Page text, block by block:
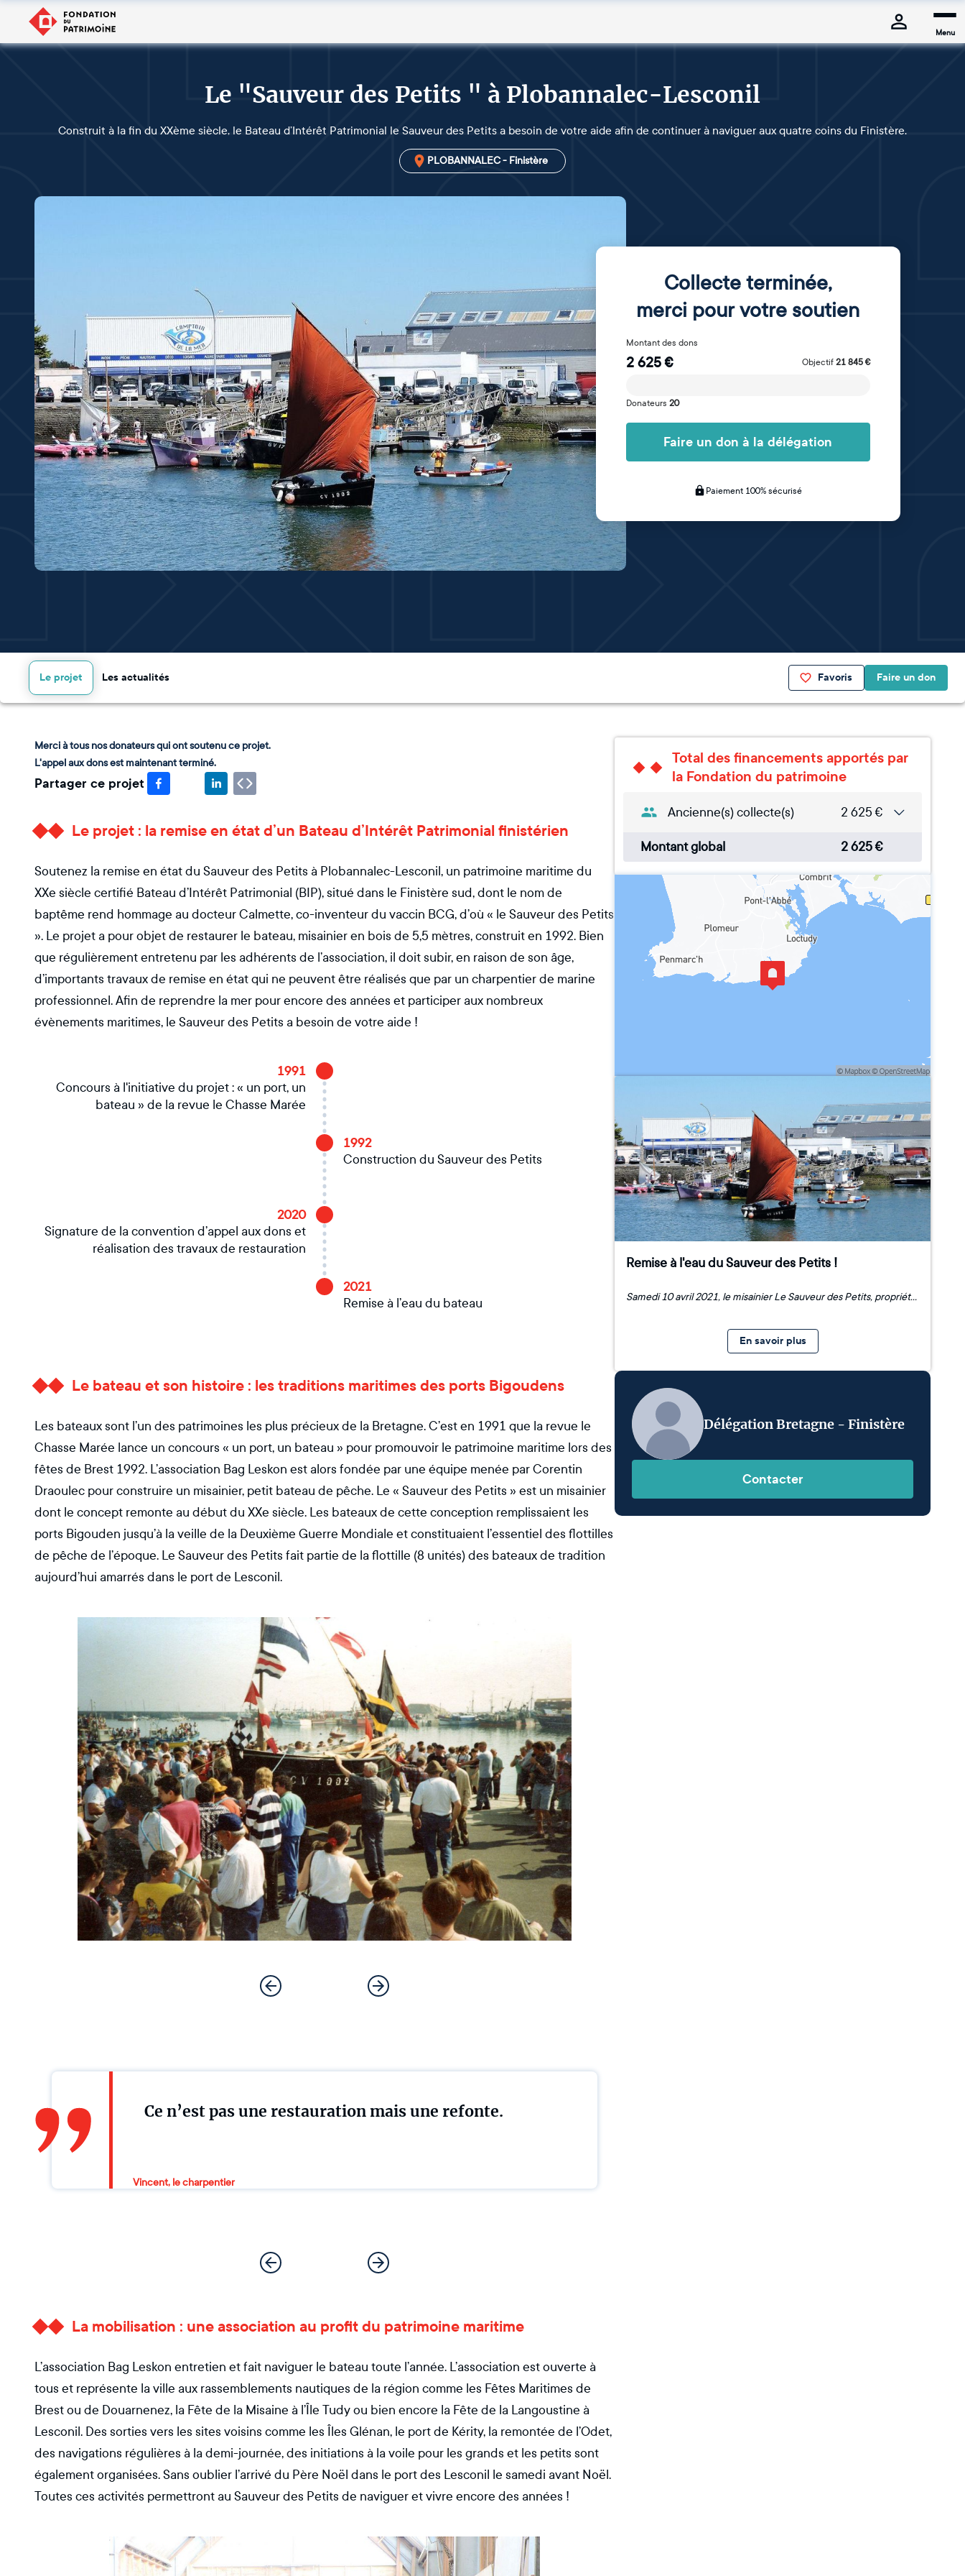
Menu
Le "Sauveur des Petits " à Plobannalec-Lesconil
Construit à la fin du XXème siècle, le Bateau d’Intérêt Patrimonial le Sauveur des Petits a besoin de votre aide afin de continuer à naviguer aux quatre coins du Finistère.
PLOBANNALEC - Finistère
Collecte terminée,
merci pour votre soutien
Montant des dons
2 625€ Objectif 21 845 €
Donateurs 20
Faire un don à la délégation
Paiement 100% sécurisé
Favoris Faire un don
Le projet Les actualités
Merci à tous nos donateurs qui ont soutenu ce projet.
L'appel aux dons est maintenant terminé.
Partager ce projet
Le projet : la remise en état d’un Bateau d’Intérêt Patrimonial finistérien
Soutenez la remise en état du Sauveur des Petits à Plobannalec-Lesconil, un patrimoine maritime du
XXe siècle certifié Bateau d’Intérêt Patrimonial (BIP), situé dans le Finistère sud, dont le nom de
baptême rend hommage au docteur Calmette, co-inventeur du vaccin BCG, d’où « le Sauveur des Petits
». Le projet a pour objet de restaurer le bateau, misainier en bois de 5,5 mètres, construit en 1992. Bien
que régulièrement entretenu par les adhérents de l’association, il doit subir, en raison de son âge,
d’importants travaux de remise en état qui ne peuvent être réalisés que par un charpentier de marine
professionnel. Afin de reprendre la mer pour encore des années et participer aux nombreux
évènements maritimes, le Sauveur des Petits a besoin de votre aide !
1991
Concours à l'initiative du projet : « un port, un
bateau » de la revue le Chasse Marée
1992
Construction du Sauveur des Petits
2020
Signature de la convention d’appel aux dons et
réalisation des travaux de restauration
2021
Remise à l’eau du bateau
Le bateau et son histoire : les traditions maritimes des ports Bigoudens
Les bateaux sont l’un des patrimoines les plus précieux de la Bretagne. C’est en 1991 que la revue le
Chasse Marée lance un concours « un port, un bateau » pour promouvoir le patrimoine maritime lors des
fêtes de Brest 1992. L’association Bag Leskon est alors fondée par une équipe menée par Corentin
Draoulec pour construire un misainier, petit bateau de pêche. Le « Sauveur des Petits » est un misainier
dont le concept remonte au début du XXe siècle. Les bateaux de cette conception remplissaient les
ports Bigouden jusqu’à la veille de la Deuxième Guerre Mondiale et constituaient l’essentiel des flottilles
de pêche de l’époque. Le Sauveur des Petits fait partie de la flottille (8 unités) des bateaux de tradition
aujourd’hui amarrés dans le port de Lesconil.
Ce n’est pas une restauration mais une refonte.
Vincent, le charpentier
La mobilisation : une association au profit du patrimoine maritime
L’association Bag Leskon entretien et fait naviguer le bateau toute l’année. L’association est ouverte à
tous et représente la ville aux rassemblements nautiques de la région comme les Fêtes Maritimes de
Brest ou de Douarnenez, la Fête de la Misaine à l’Île Tudy ou bien encore la Fête de la Langoustine à
Lesconil. Des sorties vers les sites voisins comme les Îles Glénan, le port de Kérity, la remontée de l’Odet,
des navigations régulières à la demi-journée, des initiations à la voile pour les grands et les petits sont
également organisées. Sans oublier l’arrivé du Père Noël dans le port des Lesconil le samedi avant Noël.
Toutes ces activités permettront au Sauveur des Petits de naviguer et vivre encore des années !
Total des financements apportés par
la Fondation du patrimoine
Ancienne(s) collecte(s) 2 625 €
Montant global 2 625€
Remise à l'eau du Sauveur des Petits !
Samedi 10 avril 2021, le misainier Le Sauveur des Petits, propriété de l'Association Bag Leskon, a retrouvé les eaux salées. Ce sont les bénévoles eux-mêmes qui ont tiré le bateau, placé sur un chariot authentique, entre le chantier naval et le quai de remise à l'eau. Cette opération s'est faite dans le respect de l'ancienne tradition du chantier Le Cœur de Plobannalec-Lesconil.
En savoir plus
Délégation Bretagne - Finistère
Contacter